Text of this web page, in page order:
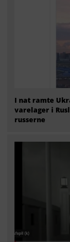
I nat ramte
varelager i
russerne